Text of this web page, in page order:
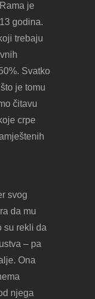
je
godina.
trebaju
Svatko
je tomu
čitavu
crpe
svog
da mu
su rekli da
– pa
Ona
njega